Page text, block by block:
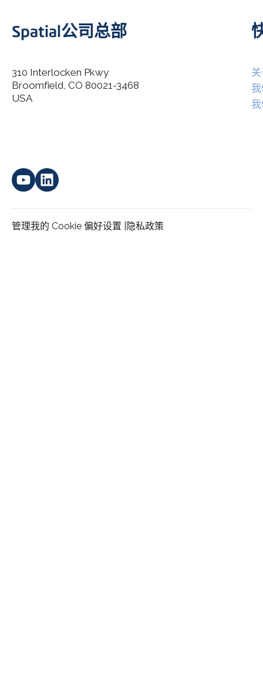
I agree to allow Spatial Corp to store and process my
Spatial公司总部
310 Interlocken Pkwy
Broomfield, CO 80021-3468
USA
管理我的 Cookie 偏好设置 | 隐私政策